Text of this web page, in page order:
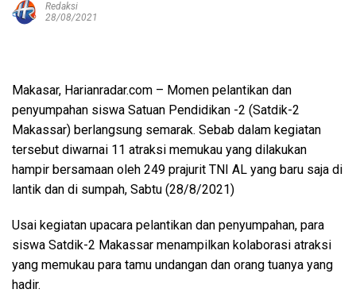
Redaksi
28/08/2021
Makasar, Harianradar.com – Momen pelantikan dan
penyumpahan siswa Satuan Pendidikan -2 (Satdik-2
Makassar) berlangsung semarak. Sebab dalam kegiatan
tersebut diwarnai 11 atraksi memukau yang dilakukan
hampir bersamaan oleh 249 prajurit TNI AL yang baru saja di
lantik dan di sumpah, Sabtu (28/8/2021)
Usai kegiatan upacara pelantikan dan penyumpahan, para
siswa Satdik-2 Makassar menampilkan kolaborasi atraksi
yang memukau para tamu undangan dan orang tuanya yang
hadir.